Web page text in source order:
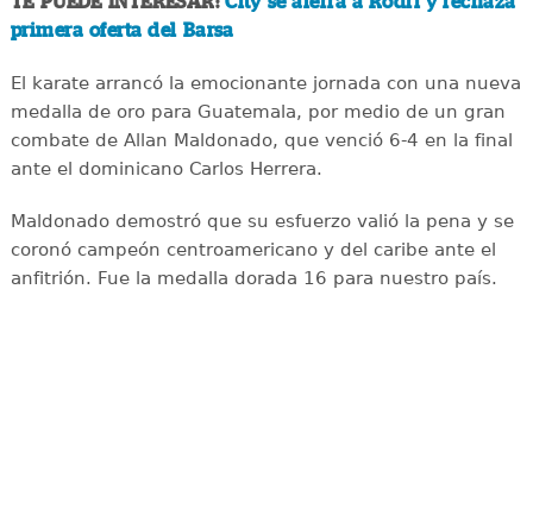
primera oferta del Barsa
El karate arrancó la emocionante jornada con una nueva
medalla de oro para Guatemala, por medio de un gran
combate de Allan Maldonado, que venció 6-4 en la final
ante el dominicano Carlos Herrera.
Maldonado demostró que su esfuerzo valió la pena y se
coronó campeón centroamericano y del caribe ante el
anfitrión. Fue la medalla dorada 16 para nuestro país.